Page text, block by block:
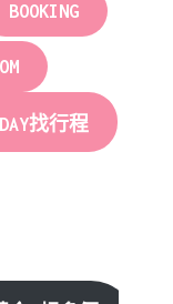
BOOKING
找行程